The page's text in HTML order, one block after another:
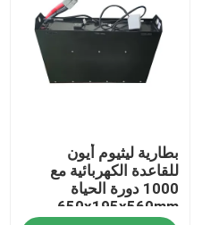
معلومات عنا
جولة في المعمل
اطلب اقتباس
بطارية ليثيوم أيون
للقاعدة الكهربائية مع
1000 دورة الحياة
650x195x560mm